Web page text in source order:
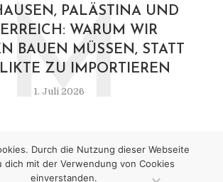
PALÄSTINA UND
WARUM WIR
BAUEN MÜSSEN, STATT
ZU IMPORTIEREN
1. Juli 2026
M
Durch die Nutzung dieser Webseite
dich mit der Verwendung von Cookies
einverstanden.